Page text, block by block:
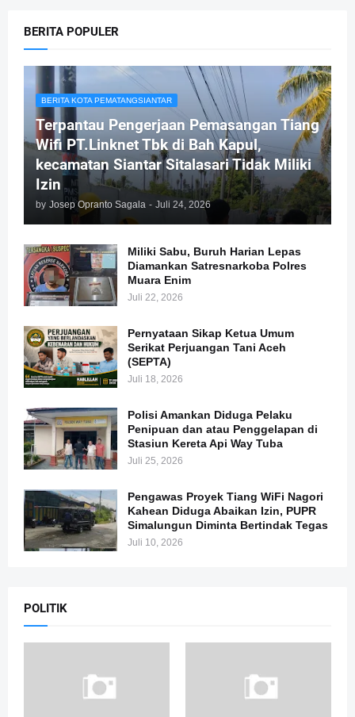
BERITA POPULER
BERITA KOTA PEMATANGSIANTAR
Terpantau Pengerjaan Pemasangan Tiang
Wifi PT.Linknet Tbk di Bah Kapul,
kecamatan Siantar Sitalasari Tidak Miliki
Izin
by Josep Opranto Sagala - Juli 24, 2026
Miliki Sabu, Buruh Harian Lepas
Diamankan Satresnarkoba Polres
Muara Enim
Juli 22, 2026
Pernyataan Sikap Ketua Umum
Serikat Perjuangan Tani Aceh
(SEPTA)
Juli 18, 2026
Polisi Amankan Diduga Pelaku
Penipuan dan atau Penggelapan di
Stasiun Kereta Api Way Tuba
Juli 25, 2026
Pengawas Proyek Tiang WiFi Nagori
Kahean Diduga Abaikan Izin, PUPR
Simalungun Diminta Bertindak Tegas
Juli 10, 2026
POLITIK